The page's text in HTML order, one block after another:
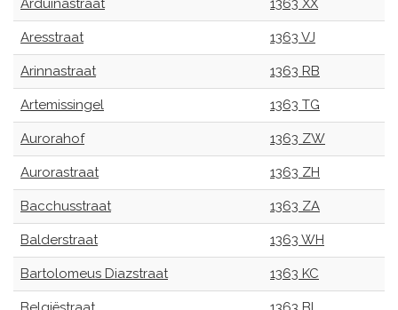
Arduinastraat 1363 XX
Aresstraat 1363 VJ
Arinnastraat 1363 RB
Artemissingel 1363 TG
Aurorahof 1363 ZW
Aurorastraat 1363 ZH
Bacchusstraat 1363 ZA
Balderstraat 1363 WH
Bartolomeus Diazstraat 1363 KC